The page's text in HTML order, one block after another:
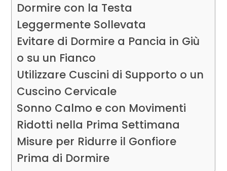
Dormire con la Testa
Leggermente Sollevata
Evitare di Dormire a Pancia in Giù
o su un Fianco
Utilizzare Cuscini di Supporto o un
Cuscino Cervicale
Sonno Calmo e con Movimenti
Ridotti nella Prima Settimana
Misure per Ridurre il Gonfiore
Prima di Dormire